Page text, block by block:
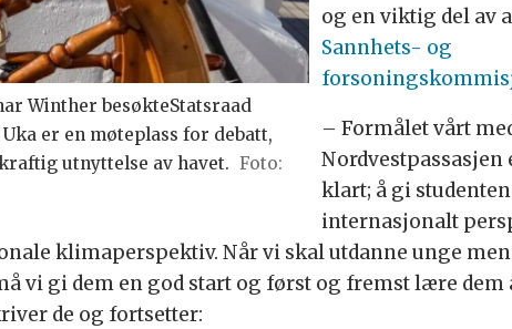
Winther besøkteStatsraad
er en møteplass for debatt,
utnyttelse av havet.
og en viktig del av
Sannhets- og
– Formålet vårt
Nordvestpassasjen
klart; å gi
internasjonalt
klimaperspektiv. Når vi skal utdanne unge
vi gi dem en god start og først og fremst lære dem
de og fortsetter: